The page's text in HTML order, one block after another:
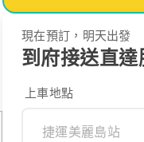
現在預訂，明天出發
到府接送直達
上車地點